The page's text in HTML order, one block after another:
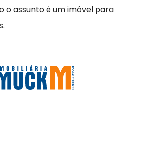
o assunto é um imóvel para